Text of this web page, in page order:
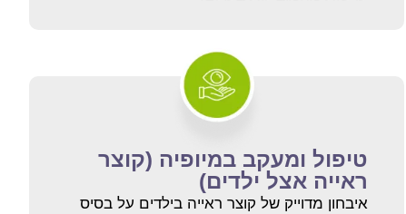
טיפול ומעקב במיופיה (קוצר
ראייה אצל ילדים)
איבחון מדוייק של קוצר ראייה בילדים על בסיס